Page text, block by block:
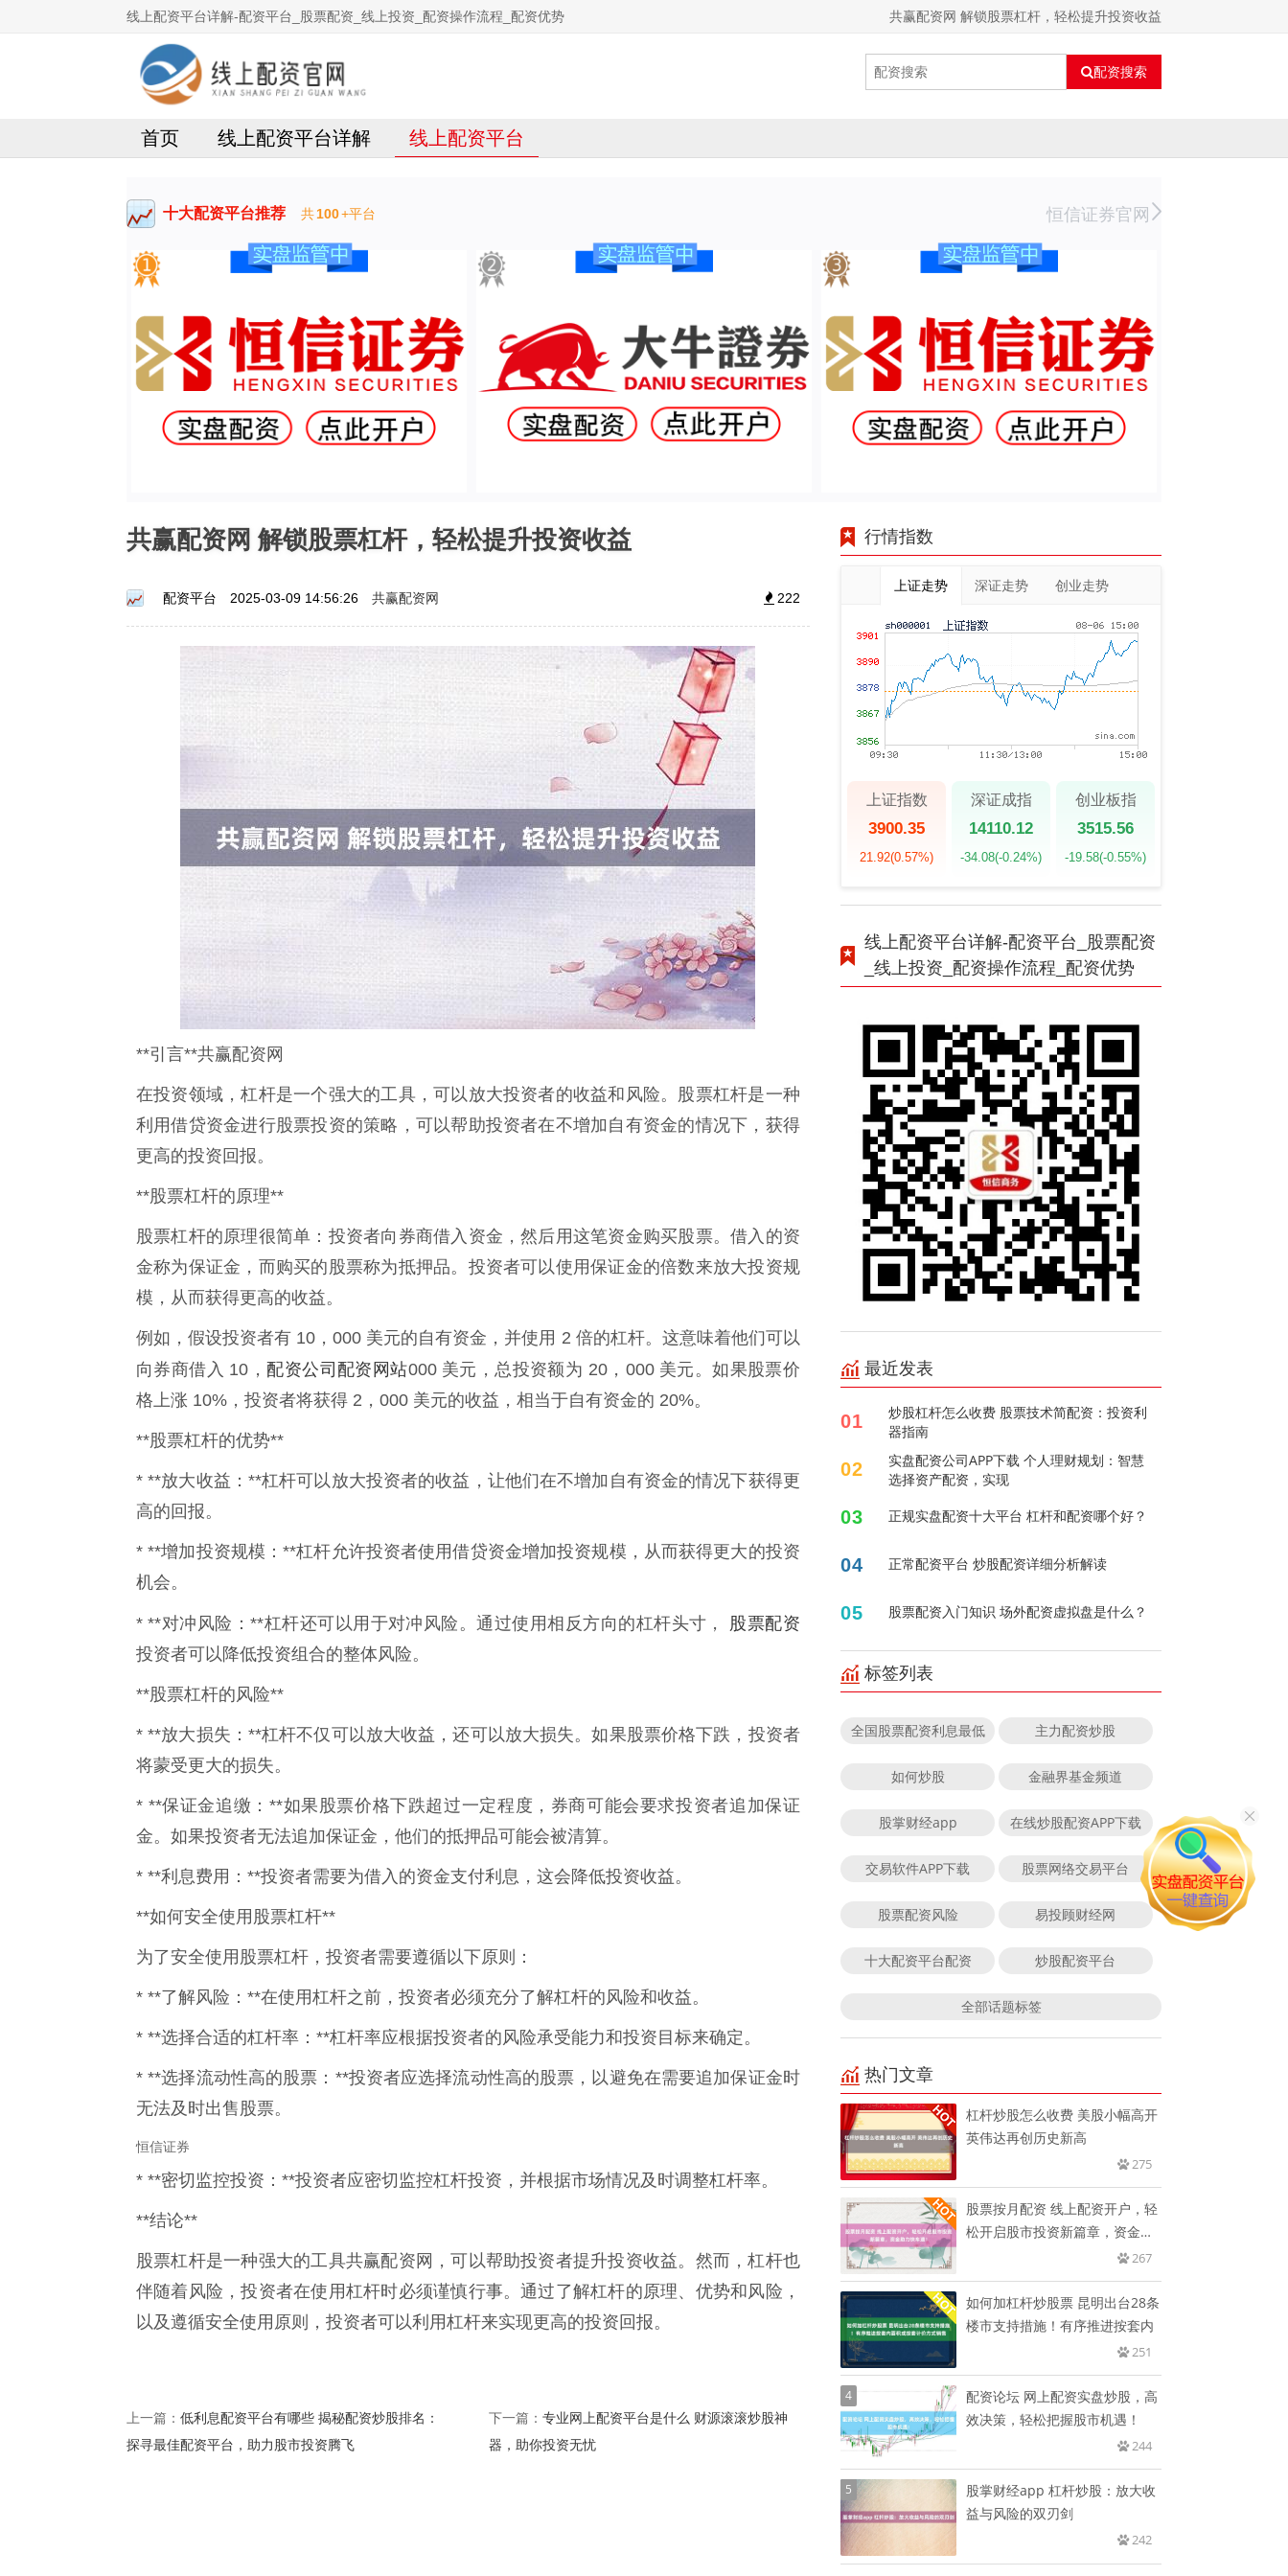
线上配资平台详解-配资平台_股票配资_线上投资_配资操作流程_配资优势 共赢配资网 解锁股票杠杆，轻松提升投资收益
配资搜索
首页 线上配资平台详解 线上配资平台
十大配资平台推荐 共100+平台 恒信证券官网
共赢配资网 解锁股票杠杆，轻松提升投资收益
配资平台 2025-03-09 14:56:26 共赢配资网 222
**引言**共赢配资网
在投资领域，杠杆是一个强大的工具，可以放大投资者的收益和风险。股票杠杆是一种
利用借贷资金进行股票投资的策略，可以帮助投资者在不增加自有资金的情况下，获得
更高的投资回报。
**股票杠杆的原理**
股票杠杆的原理很简单：投资者向券商借入资金，然后用这笔资金购买股票。借入的资
金称为保证金，而购买的股票称为抵押品。投资者可以使用保证金的倍数来放大投资规
模，从而获得更高的收益。
例如，假设投资者有 10，000 美元的自有资金，并使用 2 倍的杠杆。这意味着他们可以
向券商借入 10，配资公司配资网站000 美元，总投资额为 20，000 美元。如果股票价
格上涨 10%，投资者将获得 2，000 美元的收益，相当于自有资金的 20%。
**股票杠杆的优势**
* **放大收益：**杠杆可以放大投资者的收益，让他们在不增加自有资金的情况下获得更
高的回报。
* **增加投资规模：**杠杆允许投资者使用借贷资金增加投资规模，从而获得更大的投资
机会。
* **对冲风险：**杠杆还可以用于对冲风险。通过使用相反方向的杠杆头寸， 股票配资
投资者可以降低投资组合的整体风险。
**股票杠杆的风险**
* **放大损失：**杠杆不仅可以放大收益，还可以放大损失。如果股票价格下跌，投资者
将蒙受更大的损失。
* **保证金追缴：**如果股票价格下跌超过一定程度，券商可能会要求投资者追加保证
金。如果投资者无法追加保证金，他们的抵押品可能会被清算。
* **利息费用：**投资者需要为借入的资金支付利息，这会降低投资收益。
**如何安全使用股票杠杆**
为了安全使用股票杠杆，投资者需要遵循以下原则：
* **了解风险：**在使用杠杆之前，投资者必须充分了解杠杆的风险和收益。
* **选择合适的杠杆率：**杠杆率应根据投资者的风险承受能力和投资目标来确定。
* **选择流动性高的股票：**投资者应选择流动性高的股票，以避免在需要追加保证金时
无法及时出售股票。
恒信证券
* **密切监控投资：**投资者应密切监控杠杆投资，并根据市场情况及时调整杠杆率。
**结论**
股票杠杆是一种强大的工具共赢配资网，可以帮助投资者提升投资收益。然而，杠杆也
伴随着风险，投资者在使用杠杆时必须谨慎行事。通过了解杠杆的原理、优势和风险，
以及遵循安全使用原则，投资者可以利用杠杆来实现更高的投资回报。
上一篇： 低利息配资平台有哪些 揭秘配资炒股排名：
探寻最佳配资平台，助力股市投资腾飞
下一篇： 专业网上配资平台是什么 财源滚滚炒股神
器，助你投资无忧
行情指数
上证走势 深证走势 创业走势
上证指数
3900.35
21.92(0.57%)
深证成指
14110.12
-34.08(-0.24%)
创业板指
3515.56
-19.58(-0.55%)
线上配资平台详解-配资平台_股票配资
_线上投资_配资操作流程_配资优势
最近发表
01
炒股杠杆怎么收费 股票技术简配资：投资利
器指南
02
实盘配资公司APP下载 个人理财规划：智慧
选择资产配资，实现
03 正规实盘配资十大平台 杠杆和配资哪个好？
04 正常配资平台 炒股配资详细分析解读
05 股票配资入门知识 场外配资虚拟盘是什么？
标签列表
全国股票配资利息最低 主力配资炒股
如何炒股 金融界基金频道
股掌财经app 在线炒股配资APP下载
交易软件APP下载 股票网络交易平台
股票配资风险 易投顾财经网
十大配资平台配资 炒股配资平台
全部话题标签
热门文章
杠杆炒股怎么收费 美股小幅高开
英伟达再创历史新高
275
股票按月配资 线上配资开户，轻
松开启股市投资新篇章，资金助
267
如何加杠杆炒股票 昆明出台28条
楼市支持措施！有序推进按套内
251
4
配资论坛 网上配资实盘炒股，高
效决策，轻松把握股市机遇！
244
5
股掌财经app 杠杆炒股：放大收
益与风险的双刃剑
242